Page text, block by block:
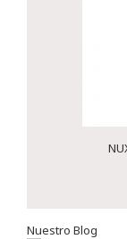
Nuestro Blog